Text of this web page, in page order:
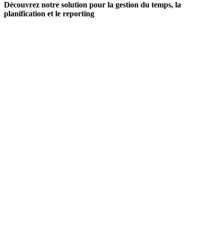
Découvrez notre solution pour la gestion du temps, la
planification et le reporting